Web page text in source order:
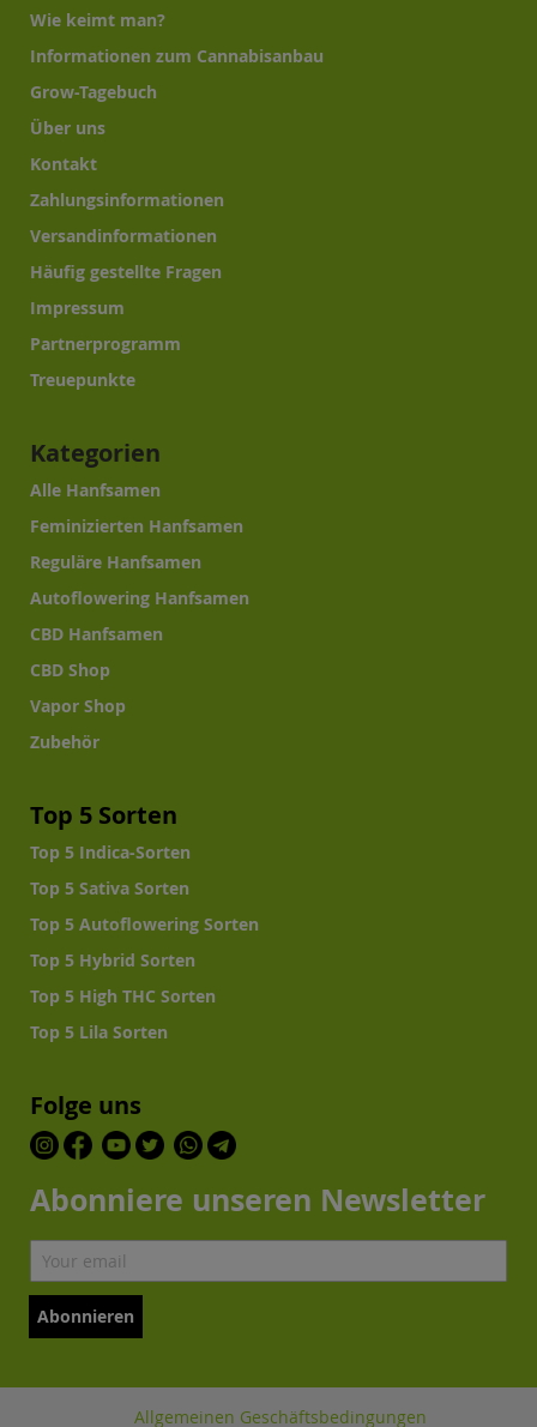
Wie keimt man?
Informationen zum Cannabisanbau
Grow-Tagebuch
Über uns
Kontakt
Zahlungsinformationen
Versandinformationen
Häufig gestellte Fragen
Impressum
Partnerprogramm
Treuepunkte
Kategorien
Alle Hanfsamen
Feminizierten Hanfsamen
Reguläre Hanfsamen
Autoflowering Hanfsamen
CBD Hanfsamen
CBD Shop
Vapor Shop
Zubehör
Top 5 Sorten
Top 5 Indica-Sorten
Top 5 Sativa Sorten
Top 5 Autoflowering Sorten
Top 5 Hybrid Sorten
Top 5 High THC Sorten
Top 5 Lila Sorten
Folge uns
Abonniere unseren Newsletter
Abonnieren
Allgemeinen Geschäftsbedingungen